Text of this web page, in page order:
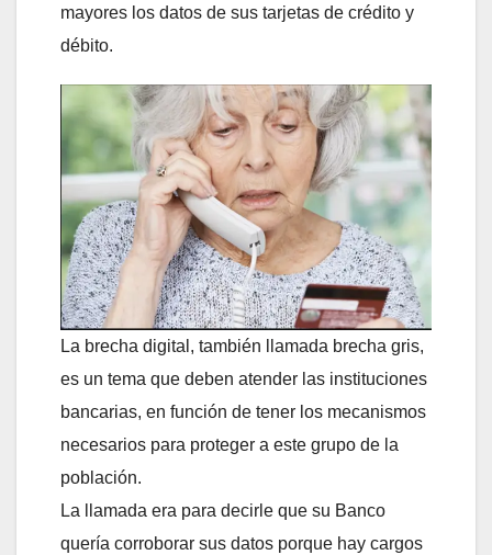
mayores los datos de sus tarjetas de crédito y
débito.
La brecha digital, también llamada brecha gris,
es un tema que deben atender las instituciones
bancarias, en función de tener los mecanismos
necesarios para proteger a este grupo de la
población.
La llamada era para decirle que su Banco
quería corroborar sus datos porque hay cargos